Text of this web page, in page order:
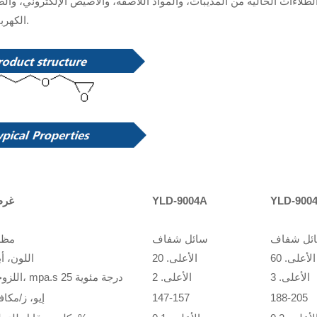
الكهربائي.
YLD-9004A YLD-
سائل شفاف
شفاف
اللون،
الأعلى. 20
الأعلى. 60
اللزوجة، mpa.s 25 درجة مئوية
الأعلى. 2
الأعلى. 3
إيو، ز/
147-157
188-205